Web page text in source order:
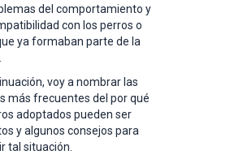
del comportamiento y
con los perros o
ya formaban parte de la
voy a nombrar las
más frecuentes del por qué
adoptados pueden ser
y algunos consejos para
tal situación.